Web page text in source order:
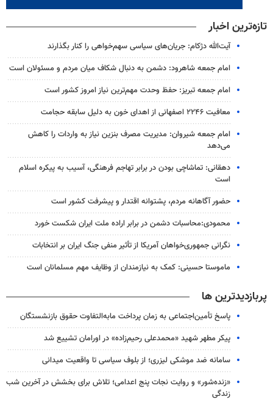
تازه‌ترین اخبار
آیت‌الله دژکام: جریان‌های سیاسی سهم‌خواهی را کنار بگذارند
امام جمعه شاهرود: دشمن به دنبال شکاف میان مردم و مسئولان است
امام جمعه تبریز: حفظ وحدت مهم‌ترین نیاز امروز کشور است
معافیت ۲۲۴۶ اصفهانی از اهدای خون به دلیل سابقه حجامت
امام جمعه شیروان: مدیریت مصرف بنزین نیاز به واردات را کاهش
می‌دهد
دهقانی: تماشاچی بودن در برابر تهاجم فرهنگی، آسیب به پیکره اسلام
است
حضور آگاهانه مردم، پشتوانه اقتدار و پیشرفت کشور است
محمودی:محاسبات دشمن در برابر اراده ملت ایران شکست خورد
نگرانی جمهوری‌خواهان آمریکا از تأثیر منفی جنگ ایران بر انتخابات
ماموستا حسینی: کمک به نیازمندان از وظایف مهم مسلمانان است
پربازدیدترین ها
پاسخ تأمین‌اجتماعی به زمان پرداخت مابه‌التفاوت حقوق بازنشستگان
پیکر مطهر شهید «محمدعلی رحیم‌زاده» در اورامان تشییع شد
سامانه ضد موشکی لیزری؛ از بلوف سیاسی تا واقعیت میدانی
«زنده‌شور» و روایت نجات پنج اعدامی؛ تلاش برای بخشش در آخرین شب
زندگی